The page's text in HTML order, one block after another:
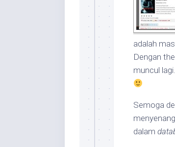
adalah
Dengan
muncul lagi.
Semoga
dalam